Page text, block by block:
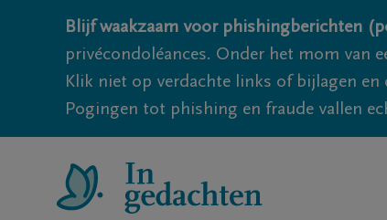
Blijf waakzaam voor phishingberichten
privécondoléances. Onder het mom van
Klik niet op verdachte links of bijlagen
Pogingen tot phishing en fraude vallen